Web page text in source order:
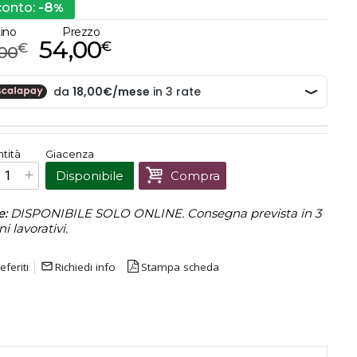
-8%
€
Prezzo
€
54,00
Prezzo finale:€54,00
Giacenza
Disponibile Compra
DISPONIBILE SOLO ONLINE. Consegna prevista in 3
lavorativi.
mail_outline Richiedi info Stampa scheda